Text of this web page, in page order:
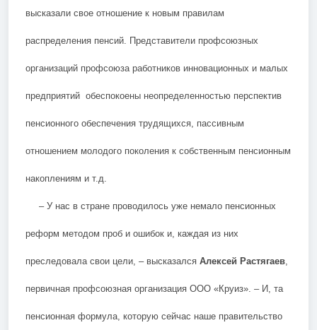
высказали свое отношение к новым правилам
распределения пенсий. Представители профсоюзных
организаций профсоюза работников инновационных и малых
предприятий обеспокоены неопределенностью перспектив
пенсионного обеспечения трудящихся, пассивным
отношением молодого поколения к собственным пенсионным
накоплениям и т.д.
– У нас в стране проводилось уже немало пенсионных
реформ методом проб и ошибок и, каждая из них
преследовала свои цели, – высказался Алексей Растягаев,
первичная профсоюзная организация ООО «Круиз». – И, та
пенсионная формула, которую сейчас наше правительство